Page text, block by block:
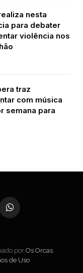
nesta
para debater
violência nos
traz
com música
semana para
WhatsApp
por Os Orcas.
de Uso